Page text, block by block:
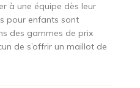
à une équipe dès leur
pour enfants sont
des gammes de prix
de s’offrir un maillot de